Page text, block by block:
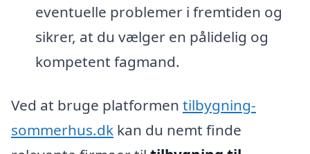
eventuelle problemer i fremtiden og
sikrer, at du vælger en pålidelig og
kompetent fagmand.
Ved at bruge platformen tilbygning-
sommerhus.dk kan du nemt finde